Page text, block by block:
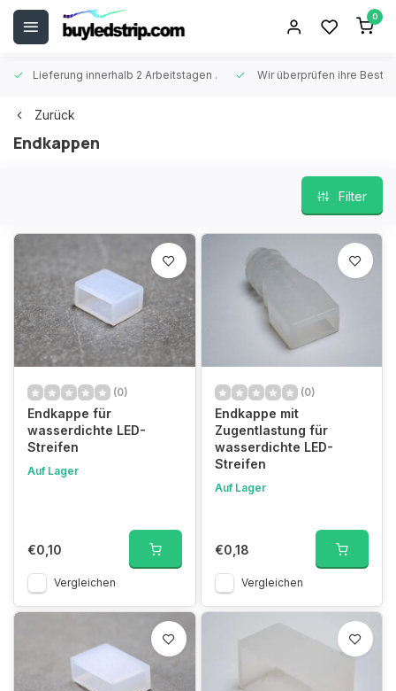
0
Lieferung innerhalb 2 Arbeitstagen . Wir überprüfen ihre
Zurück
Endkappen
Filter
(0)
Endkappe für
wasserdichte LED-
Streifen
Auf Lager
€0,10
Vergleichen
(0)
Endkappe mit
Zugentlastung für
wasserdichte LED-
Streifen
Auf Lager
€0,18
Vergleichen